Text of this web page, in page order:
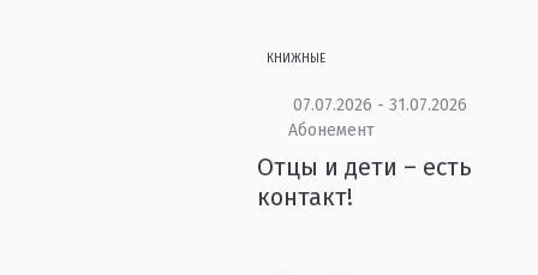
КНИЖНЫЕ
07.07.2026 - 31.07.2026
Абонемент
Отцы и дети – есть
контакт!